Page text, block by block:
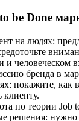
to be Done
на людях:
и человеческом
бренда в
покажите, как
по теории Job
решения: